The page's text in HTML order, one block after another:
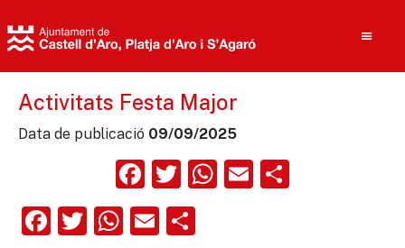
Activitats Festa Major
Data de publicació 09/09/2025
Facebook
Twitter
WhatsApp
Email
Facebook
Twitter
WhatsApp
Email